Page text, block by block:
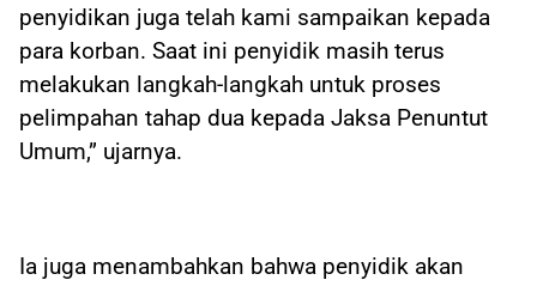
penyidikan juga telah kami sampaikan kepada
para korban. Saat ini penyidik masih terus
melakukan langkah-langkah untuk proses
pelimpahan tahap dua kepada Jaksa Penuntut
Umum,” ujarnya.
Ia juga menambahkan bahwa penyidik akan